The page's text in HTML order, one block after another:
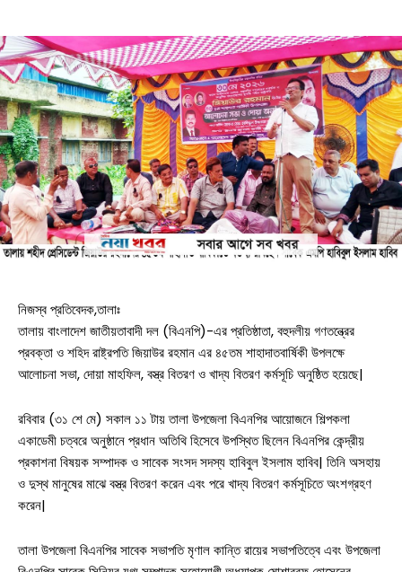
নিজস্ব প্রতিবেদক,তালাঃ
তালায় বাংলাদেশ জাতীয়তাবাদী দল (বিএনপি)-এর প্রতিষ্ঠাতা, বহুদলীয় গণতন্ত্রের
প্রবক্তা ও শহিদ রাষ্ট্রপতি জিয়াউর রহমান এর ৪৫তম শাহাদাতবার্ষিকী উপলক্ষে
আলোচনা সভা, দোয়া মাহফিল, বস্ত্র বিতরণ ও খাদ্য বিতরণ কর্মসূচি অনুষ্ঠিত হয়েছে|
রবিবার (৩১ শে মে) সকাল ১১ টায় তালা উপজেলা বিএনপির আয়োজনে শিল্পকলা
একাডেমী চত্বরে অনুষ্ঠানে প্রধান অতিথি হিসেবে উপস্থিত ছিলেন বিএনপির কেন্দ্রীয়
প্রকাশনা বিষয়ক সম্পাদক ও সাবেক সংসদ সদস্য হাবিবুল ইসলাম হাবিব| তিনি অসহায়
ও দুস্থ মানুষের মাঝে বস্ত্র বিতরণ করেন এবং পরে খাদ্য বিতরণ কর্মসূচিতে অংশগ্রহণ
করেন|
তালা উপজেলা বিএনপির সাবেক সভাপতি মৃণাল কান্তি রায়ের সভাপতিত্বে এবং উপজেলা